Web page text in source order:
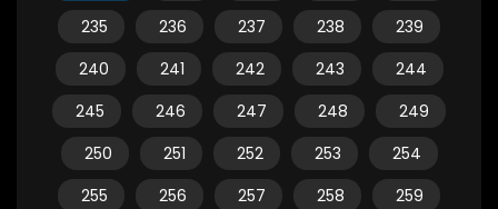
235
236 237 238
239
240
241 242 243
244
245
246 247 248
249
250
251 252 253
254
255
256 257 258
259